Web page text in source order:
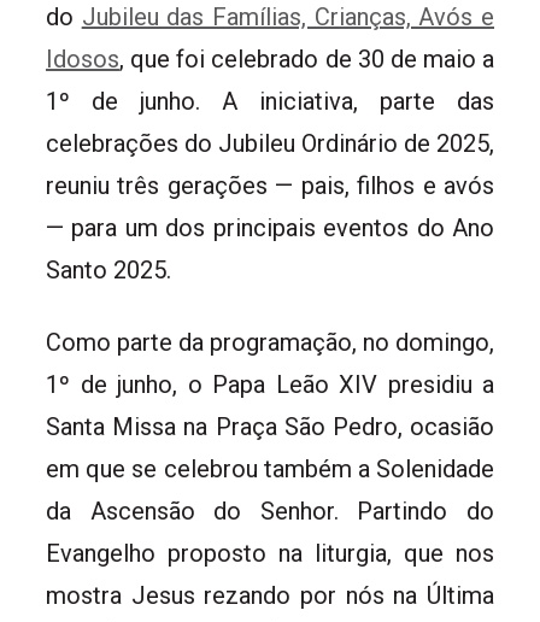
do Jubileu das Famílias, Crianças, Avós e
Idosos, que foi celebrado de 30 de maio a
1º de junho. A iniciativa, parte das
celebrações do Jubileu Ordinário de 2025,
reuniu três gerações — pais, filhos e avós
— para um dos principais eventos do Ano
Santo 2025.
Como parte da programação, no domingo,
1º de junho, o Papa Leão XIV presidiu a
Santa Missa na Praça São Pedro, ocasião
em que se celebrou também a Solenidade
da Ascensão do Senhor. Partindo do
Evangelho proposto na liturgia, que nos
mostra Jesus rezando por nós na Última